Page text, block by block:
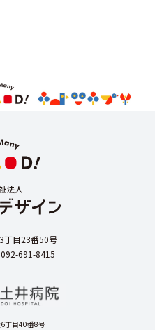
丁目23番50号
691-8415
丁目40番8号